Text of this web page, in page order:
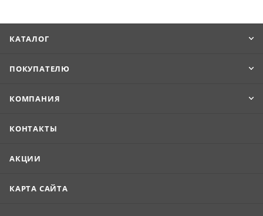
КАТАЛОГ
ПОКУПАТЕЛЮ
КОМПАНИЯ
КОНТАКТЫ
АКЦИИ
КАРТА САЙТА